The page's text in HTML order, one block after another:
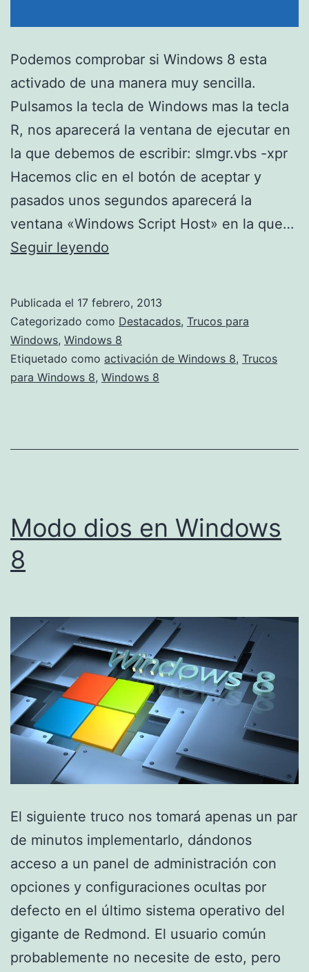
Podemos comprobar si Windows 8 esta
activado de una manera muy sencilla.
Pulsamos la tecla de Windows mas la tecla
R, nos aparecerá la ventana de ejecutar en
la que debemos de escribir: slmgr.vbs -xpr
Hacemos clic en el botón de aceptar y
pasados unos segundos aparecerá la
ventana «Windows Script Host» en la que…
Seguir leyendo
8
está
activado
Publicada el 17 febrero, 2013
Categorizado como Destacados, Trucos para
Windows, Windows 8
Etiquetado como activación de Windows 8, Trucos
para Windows 8, Windows 8
Modo dios en Windows
8
El siguiente truco nos tomará apenas un par
de minutos implementarlo, dándonos
acceso a un panel de administración con
opciones y configuraciones ocultas por
defecto en el último sistema operativo del
gigante de Redmond. El usuario común
probablemente no necesite de esto, pero